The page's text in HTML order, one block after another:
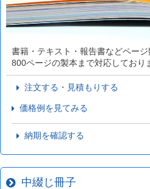
書籍・テキスト・報告書などページ
800ページの製本まで対応しており
注文する・見積もりする
価格例を見てみる
納期を確認する
中綴じ冊子